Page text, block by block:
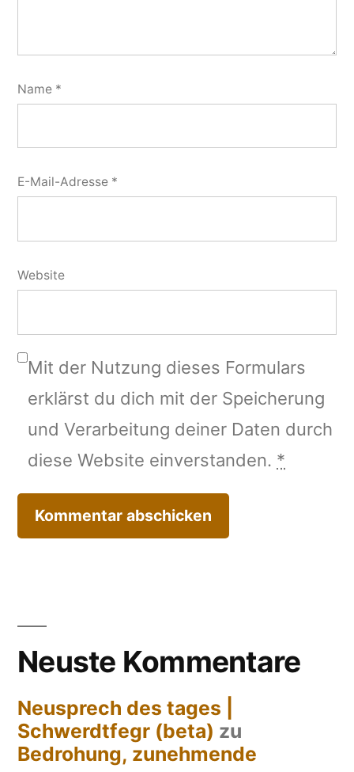
Name *
E-Mail-Adresse *
Website
Mit der Nutzung dieses Formulars
erklärst du dich mit der Speicherung
und Verarbeitung deiner Daten durch
diese Website einverstanden. *
Neuste Kommentare
Neusprech des tages |
Schwerdtfegr (beta) zu
Bedrohung, zunehmende